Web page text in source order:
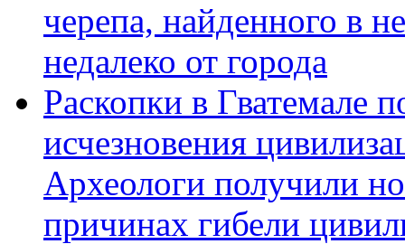
черепа, найденного в
недалеко от города
Раскопки в Гватемале
исчезновения
Археологи получили
причинах гибели